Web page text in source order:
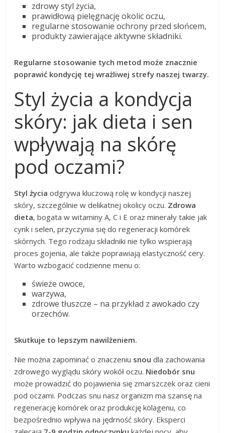
zdrowy styl życia,
prawidłową pielęgnację okolic oczu,
regularne stosowanie ochrony przed słońcem,
produkty zawierające aktywne składniki.
Regularne stosowanie tych metod może znacznie
poprawić kondycję tej wrażliwej strefy naszej twarzy.
Styl życia a kondycja
skóry: jak dieta i sen
wpływają na skórę
pod oczami?
Styl życia odgrywa kluczową rolę w kondycji naszej
skóry, szczególnie w delikatnej okolicy oczu. Zdrowa
dieta, bogata w witaminy A, C i E oraz minerały takie jak
cynk i selen, przyczynia się do regeneracji komórek
skórnych. Tego rodzaju składniki nie tylko wspierają
proces gojenia, ale także poprawiają elastyczność cery.
Warto wzbogacić codzienne menu o:
świeże owoce,
warzywa,
zdrowe tłuszcze – na przykład z awokado czy
orzechów.
Skutkuje to lepszym nawilżeniem.
Nie można zapominać o znaczeniu snou dla zachowania
zdrowego wyglądu skóry wokół oczu. Niedobór snu
może prowadzić do pojawienia się zmarszczek oraz cieni
pod oczami. Podczas snu nasz organizm ma szansę na
regenerację komórek oraz produkcję kolagenu, co
bezpośrednio wpływa na jędrność skóry. Eksperci